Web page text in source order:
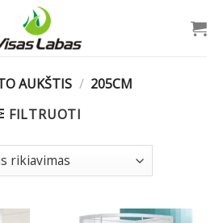
AUKŠTIS / 205CM
FILTRUOTI